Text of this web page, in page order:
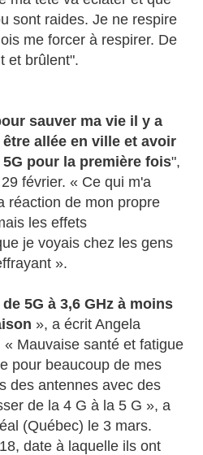
sont raides. Je ne respire
me forcer à respirer. De
et brûlent".
sauver ma vie il y a
allée en ville et avoir
pour la première fois",
février. « Ce qui m'a
réaction de mon propre
les effets
je voyais chez les gens
».
5G à 3,6 GHz à moins
», a écrit Angela
Mauvaise santé et fatigue
pour beaucoup de mes
des antennes avec des
de la 4 G à la 5 G », a
(Québec) le 3 mars.
date à laquelle ils ont